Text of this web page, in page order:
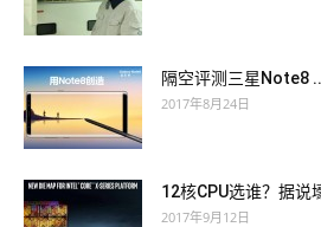
隔空评测三星Note8
2017年8月24日
12核CPU选谁？据说
2017年9月12日